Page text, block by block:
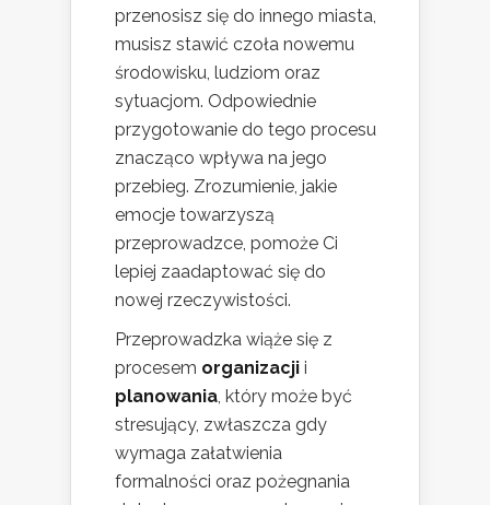
przenosisz się do innego miasta,
musisz stawić czoła nowemu
środowisku, ludziom oraz
sytuacjom. Odpowiednie
przygotowanie do tego procesu
znacząco wpływa na jego
przebieg. Zrozumienie, jakie
emocje towarzyszą
przeprowadzce, pomoże Ci
lepiej zaadaptować się do
nowej rzeczywistości.
Przeprowadzka wiąże się z
procesem organizacji i
planowania , który może być
stresujący, zwłaszcza gdy
wymaga załatwienia
formalności oraz pożegnania